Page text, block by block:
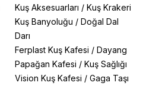
Kuş Aksesuarları / Kuş Krakeri
Kuş Banyoluğu / Doğal Dal
Darı
Ferplast Kuş Kafesi / Dayang
Papağan Kafesi / Kuş Sağlığı
Vision Kuş Kafesi / Gaga Taşı